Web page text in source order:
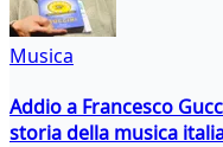
Musica
Addio a Francesco
storia della musica